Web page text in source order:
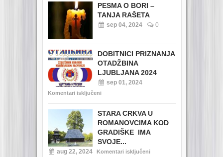
PESMA O BORI –
TANJA RAŠETA
sep 04, 2024 0
DOBITNICI PRIZNANJA
OTADŽBINA
LJUBLJANA 2024
sep 01, 2024
Komentari isključeni
STARA CRKVA U
ROMANOVCIMA KOD
GRADIŠKE IMA
SVOJE...
aug 22, 2024 Komentari isključeni